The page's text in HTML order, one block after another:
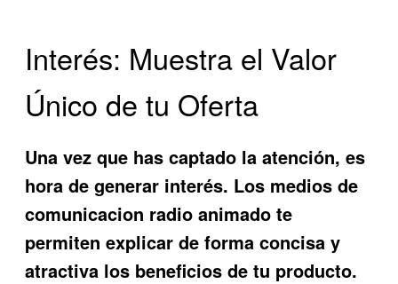
Interés: Muestra el Valor
Único de tu Oferta
Una vez que has captado la atención, es
hora de generar interés. Los medios de
comunicacion radio animado te
permiten explicar de forma concisa y
atractiva los beneficios de tu producto.